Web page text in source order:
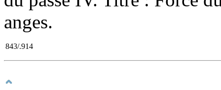
anges.
843/.914